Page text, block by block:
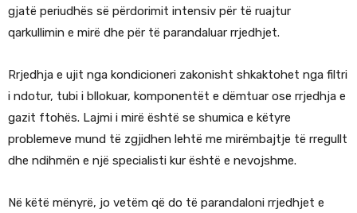
gjatë periudhës së përdorimit intensiv për të ruajtur
qarkullimin e mirë dhe për të parandaluar rrjedhjet.
Rrjedhja e ujit nga kondicioneri zakonisht shkaktohet nga filtri
i ndotur, tubi i bllokuar, komponentët e dëmtuar ose rrjedhja e
gazit ftohës. Lajmi i mirë është se shumica e këtyre
problemeve mund të zgjidhen lehtë me mirëmbajtje të rregullt
dhe ndihmën e një specialisti kur është e nevojshme.
Në këtë mënyrë, jo vetëm që do të parandaloni rrjedhjet e